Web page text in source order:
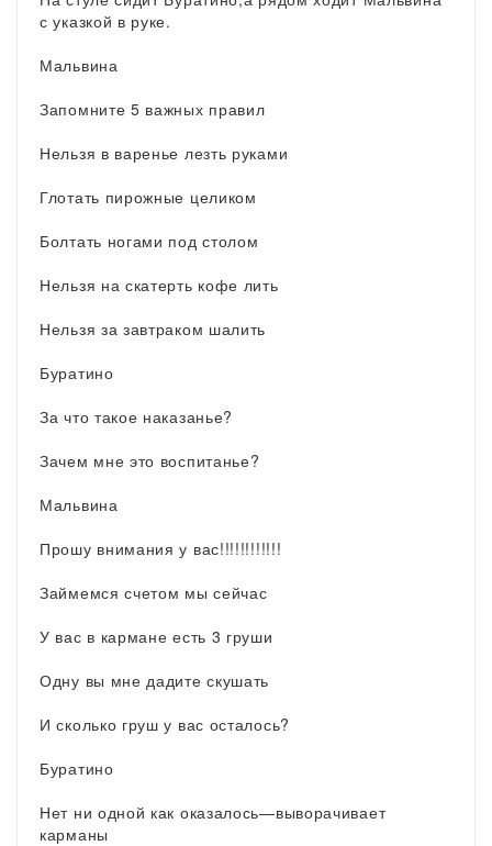
с указкой в руке.
Мальвина
Запомните 5 важных правил
Нельзя в варенье лезть руками
Глотать пирожные целиком
Болтать ногами под столом
Нельзя на скатерть кофе лить
Нельзя за завтраком шалить
Буратино
За что такое наказанье?
Зачем мне это воспитанье?
Мальвина
Прошу внимания у вас!!!!!!!!!!!!
Займемся счетом мы сейчас
У вас в кармане есть 3 груши
Одну вы мне дадите скушать
И сколько груш у вас осталось?
Буратино
Нет ни одной как оказалось—выворачивает
карманы